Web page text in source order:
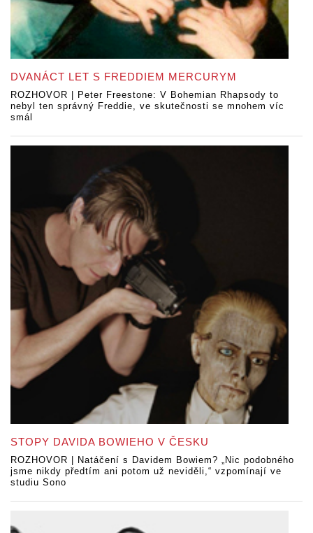
DVANÁCT LET S FREDDIEM MERCURYM
ROZHOVOR | Peter Freestone: V Bohemian Rhapsody to
nebyl ten správný Freddie, ve skutečnosti se mnohem víc
smál
STOPY DAVIDA BOWIEHO V ČESKU
ROZHOVOR | Natáčení s Davidem Bowiem? „Nic podobného
jsme nikdy předtím ani potom už neviděli,“ vzpomínají ve
studiu Sono